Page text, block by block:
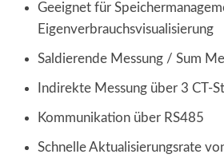
Geeignet für
Eigenverbrauchsvisualisierung
Saldierende Messung / Sum
Indirekte Messung über 3 CT-
Kommunikation über RS485
Schnelle Aktualisierungsrate